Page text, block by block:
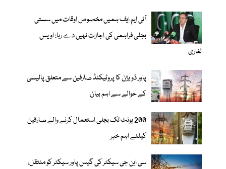
آئی ایم ایف ہمیں مخصوص اوقات میں سستی
بجلی فراہمی کی اجازت نہیں دے رہا: اویس
لغاری
پاور ڈویژن کا پروٹیکٹڈ صارفین سے متعلق پالیسی
کے حوالے سے اہم بیان
200 یونٹ تک بجلی استعمال کرنے والے صارفین
کیلئے اہم خبر
سی این جی سیکٹر کی گیس پاور سیکٹر کو منتقل،